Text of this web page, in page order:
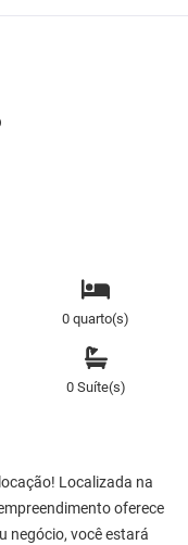
0 quarto(s)
0 Suíte(s)
Localizada na
oferece
negócio, você estará